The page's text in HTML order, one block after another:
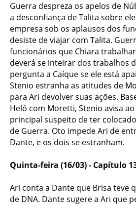
Guerra despreza os apelos de
a desconfiança de Talita sobre
empresa sob os aplausos dos
desiste de viajar com Talita.
funcionários que Chiara
deverá se inteirar dos trabalhos
pergunta a Caíque se ele está
Stenio estranha as atitudes de
para Ari devolver suas ações.
Helô com Moretti, Stenio avisa
principal suspeito de ter
de Guerra. Oto impede Ari de
Dante, e os dois se estranham.
Quinta-feira (16/03) - Capítulo
Ari conta a Dante que Brisa teve
de DNA. Dante sugere a Ari que